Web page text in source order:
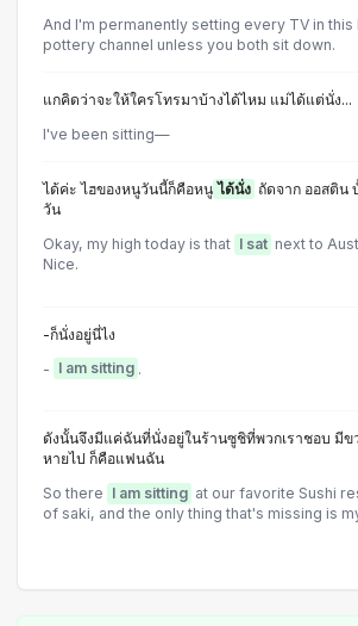
And I'm permanently setting every TV in this
pottery channel unless you both sit down.
แกคิดว่าจะให้ใครโทรมาบ้างได้ไหม แม่ได้แต่นั่ง...
I've been sitting—
ได้ค่ะ ไฮของหนูวันนี้ก็คือหนู ได้นั่ง ถัดจาก ออสติน
วัน
Okay, my high today is that I sat next to
Nice.
-ก็นั่งอยู่นี่ไง
-
I am sitting .
ดังนั้นจึงมีแค่ฉันที่นั่งอยู่ในร้านซูชิที่พวกเราชอบ มีข
หายไป ก็คือแฟนฉัน
So there I am sitting at our favorite Sushi
of saki, and the only thing that's missing is